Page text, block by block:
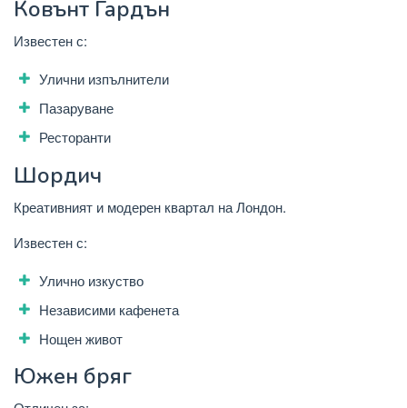
Ковънт Гардън
Известен с:
Улични изпълнители
Пазаруване
Ресторанти
Шордич
Креативният и модерен квартал на Лондон.
Известен с:
Улично изкуство
Независими кафенета
Нощен живот
Южен бряг